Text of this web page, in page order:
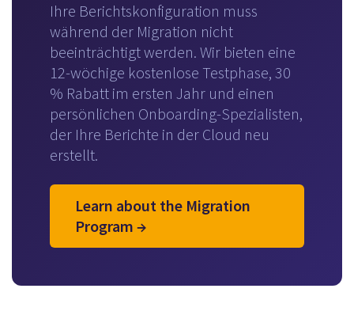
Ihre Berichtskonfiguration muss
während der Migration nicht
beeinträchtigt werden. Wir bieten eine
12-wöchige kostenlose Testphase, 30
% Rabatt im ersten Jahr und einen
persönlichen Onboarding-Spezialisten,
der Ihre Berichte in der Cloud neu
erstellt.
Learn about the Migration
Program →